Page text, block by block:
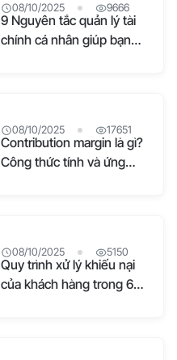
08/10/2025 9666
9 Nguyên tắc quản lý tài
chính cá nhân giúp bạn
08/10/2025 17651
Contribution margin là gì?
Công thức tính và ứng
08/10/2025 5150
Quy trình xử lý khiếu nại
của khách hàng trong 6